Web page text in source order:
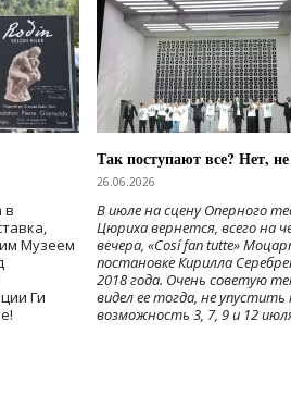
в
Музеем
Ги
Так поступают все? Нет, не
26.06.2026
В июле на сцену Оперного
Цюриха вернется, всего на
вечера, «Cosí fan tutte»
постановке Кирилла
2018 года. Очень советую
видел ее тогда, не
возможность 3, 7, 9 и 12